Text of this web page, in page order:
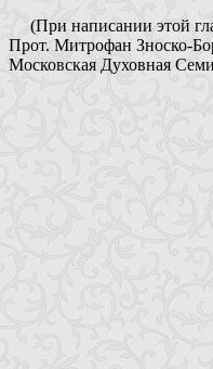
(При написании этой
Прот. Митрофан Зноско-
Московская Духовная